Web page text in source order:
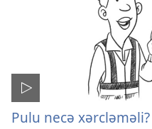
Pulu necə xərcləməli?